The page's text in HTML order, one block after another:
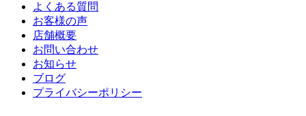
よくある質問
お客様の声
店舗概要
お問い合わせ
お知らせ
ブログ
プライバシーポリシー